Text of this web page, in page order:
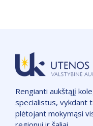
Rengianti aukštąjį
specialistus, vykdant
plėtojant mokymąsi